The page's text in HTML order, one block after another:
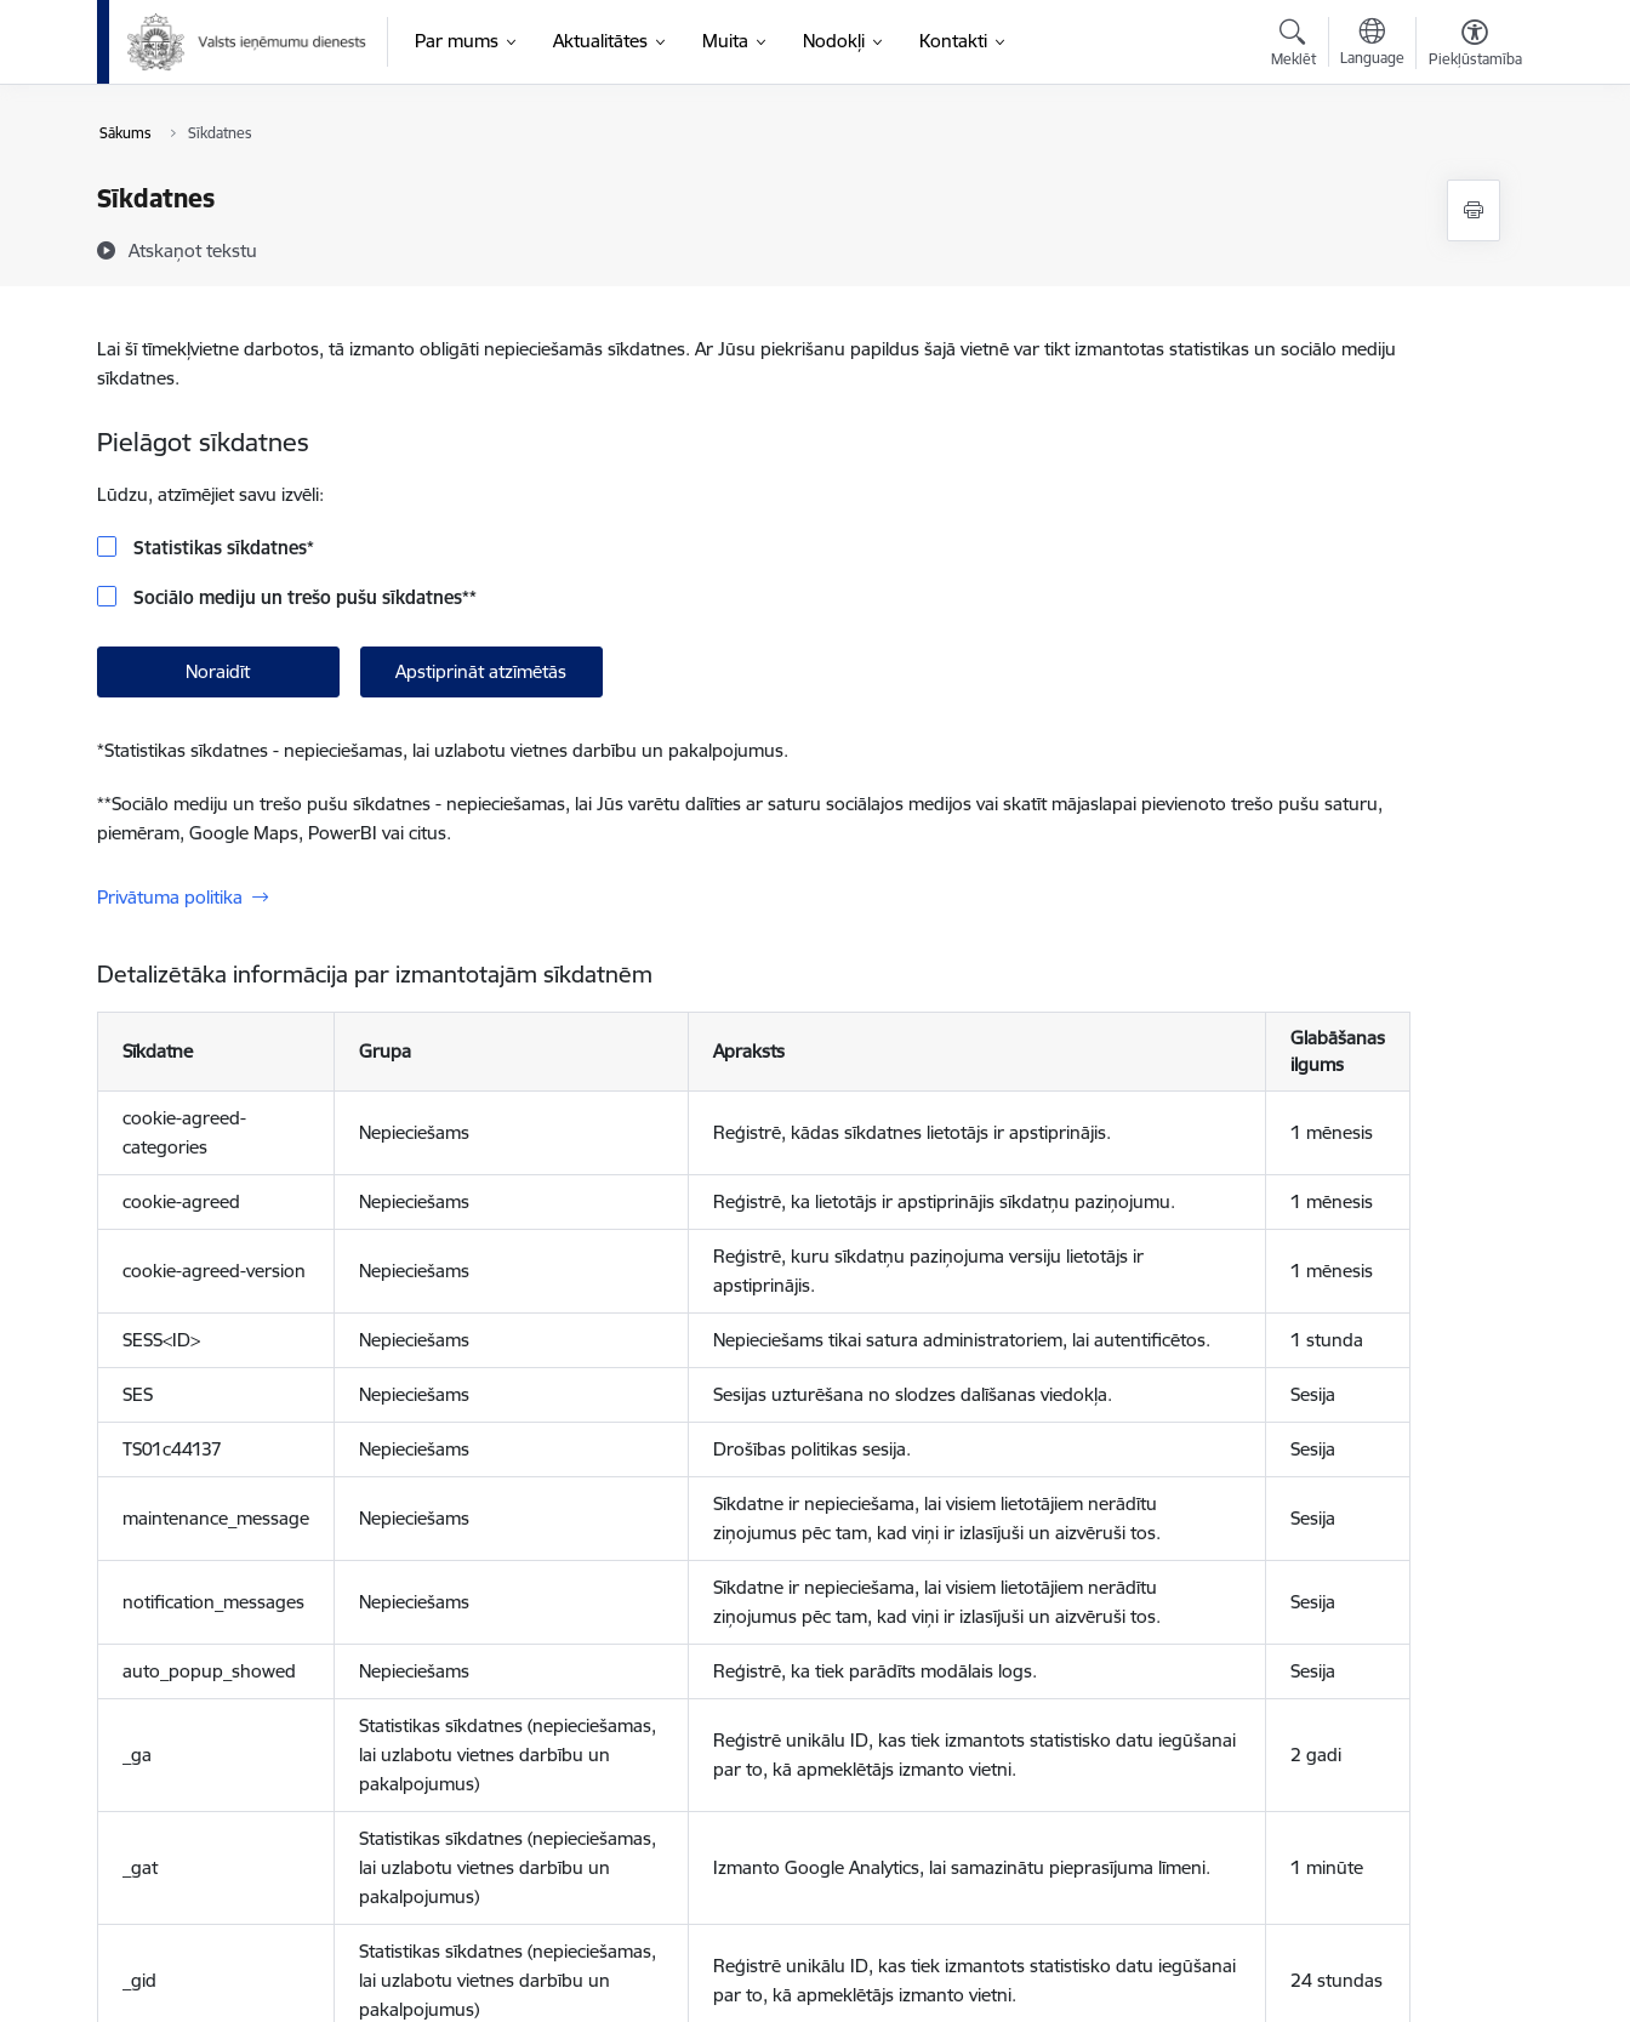
Pāriet uz lapas saturu
Par mums Aktualitātes Muita Nodokļi Kontakti
Meklēt Language Piekļūstamība
Sākums Sīkdatnes
Sīkdatnes
Atskaņot tekstu
Lai šī tīmekļvietne darbotos, tā izmanto obligāti nepieciešamās sīkdatnes. Ar Jūsu piekrišanu papildus šajā vietnē var tikt izmantotas statistikas un sociālo mediju
sīkdatnes.
Pielāgot sīkdatnes
Lūdzu, atzīmējiet savu izvēli:
Statistikas sīkdatnes*
Sociālo mediju un trešo pušu sīkdatnes**
Noraidīt Apstiprināt atzīmētās
*Statistikas sīkdatnes - nepieciešamas, lai uzlabotu vietnes darbību un pakalpojumus.
**Sociālo mediju un trešo pušu sīkdatnes - nepieciešamas, lai Jūs varētu dalīties ar saturu sociālajos medijos vai skatīt mājaslapai pievienoto trešo pušu saturu,
piemēram, Google Maps, PowerBI vai citus.
Privātuma politika
Detalizētāka informācija par izmantotajām sīkdatnēm
Sīkdatne Grupa Apraksts
Glabāšanas
ilgums
cookie-agreed-
categories
Nepieciešams Reģistrē, kādas sīkdatnes lietotājs ir apstiprinājis. 1 mēnesis
cookie-agreed Nepieciešams Reģistrē, ka lietotājs ir apstiprinājis sīkdatņu paziņojumu. 1 mēnesis
cookie-agreed-version Nepieciešams
Reģistrē, kuru sīkdatņu paziņojuma versiju lietotājs ir
apstiprinājis.
1 mēnesis
SESS<ID> Nepieciešams Nepieciešams tikai satura administratoriem, lai autentificētos. 1 stunda
SES Nepieciešams Sesijas uzturēšana no slodzes dalīšanas viedokļa. Sesija
TS01c44137 Nepieciešams Drošības politikas sesija. Sesija
maintenance_message Nepieciešams
Sīkdatne ir nepieciešama, lai visiem lietotājiem nerādītu
ziņojumus pēc tam, kad viņi ir izlasījuši un aizvēruši tos.
Sesija
notification_messages Nepieciešams
Sīkdatne ir nepieciešama, lai visiem lietotājiem nerādītu
ziņojumus pēc tam, kad viņi ir izlasījuši un aizvēruši tos.
Sesija
auto_popup_showed Nepieciešams Reģistrē, ka tiek parādīts modālais logs. Sesija
_ga
Statistikas sīkdatnes (nepieciešamas,
lai uzlabotu vietnes darbību un
pakalpojumus)
Reģistrē unikālu ID, kas tiek izmantots statistisko datu iegūšanai
par to, kā apmeklētājs izmanto vietni.
2 gadi
_gat
Statistikas sīkdatnes (nepieciešamas,
lai uzlabotu vietnes darbību un
pakalpojumus)
Izmanto Google Analytics, lai samazinātu pieprasījuma līmeni. 1 minūte
_gid
Statistikas sīkdatnes (nepieciešamas,
lai uzlabotu vietnes darbību un
pakalpojumus)
Reģistrē unikālu ID, kas tiek izmantots statistisko datu iegūšanai
par to, kā apmeklētājs izmanto vietni.
24 stundas